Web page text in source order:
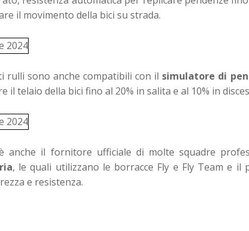
il movimento della bici su strada.
rulli sono anche compatibili con il simulatore di
il telaio della bici fino al 20% in salita e al 10% in
anche il fornitore ufficiale di molte squadre
, le quali utilizzano le borracce Fly e Fly Team e
e resistenza.